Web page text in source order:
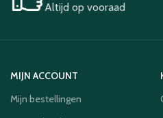
Altijd op vooraad
MIJN ACCOUNT
Mijn bestellingen